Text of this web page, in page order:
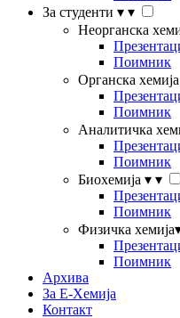
За студенти ▾ ▾
Неорганска
Поимник
Органска хемија
Поимник
Аналитичка
Поимник
Биохемија ▾ ▾
Поимник
Физичка хемија
Поимник
Архива
За Е-Хемија
Контакт